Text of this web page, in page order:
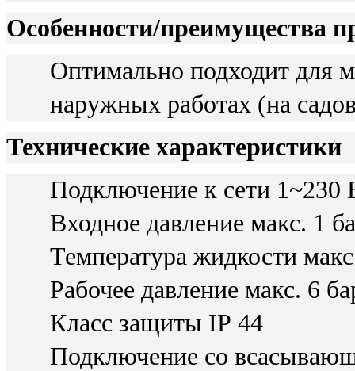
Особенности/преимущества
Оптимально подходит для
наружных работах (на
Технические характеристики
Подключение к сети
Входное давление макс. 1
Температура жидкости
Рабочее давление макс. 6
Класс защиты IP 44
Подключение со